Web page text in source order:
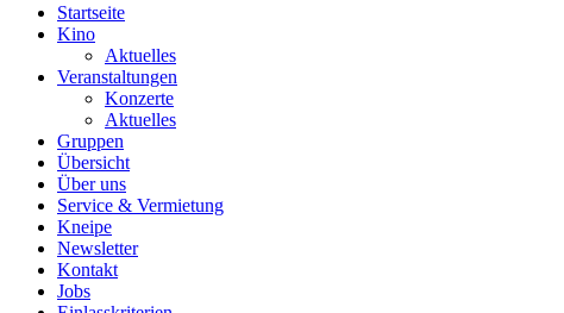
Startseite
Kino
Aktuelles
Veranstaltungen
Konzerte
Aktuelles
Gruppen
Übersicht
Über uns
Service & Vermietung
Kneipe
Newsletter
Kontakt
Jobs